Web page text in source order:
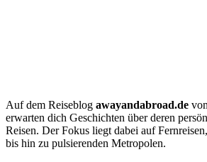
Auf dem Reiseblog awayandabroad.de
erwarten dich Geschichten über deren
Reisen. Der Fokus liegt dabei auf
bis hin zu pulsierenden Metropolen.